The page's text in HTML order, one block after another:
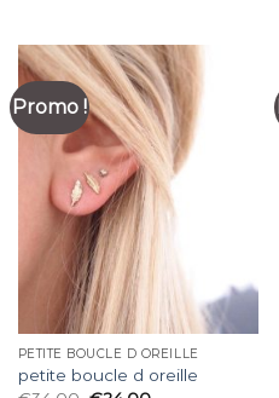
Promo !
PETITE BOUCLE D OREILLE
petite boucle d oreille